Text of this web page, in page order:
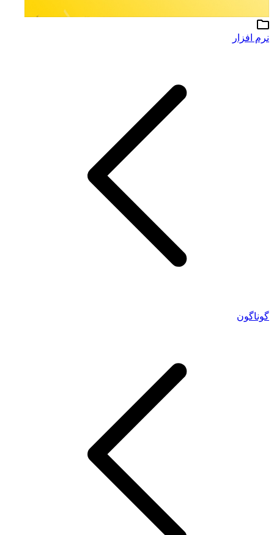
نرم افزار
گوناگون